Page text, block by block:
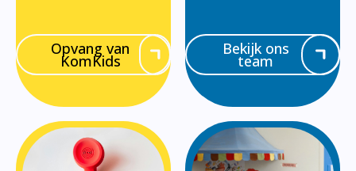
Opvang van
KomKids
Bekijk ons
team